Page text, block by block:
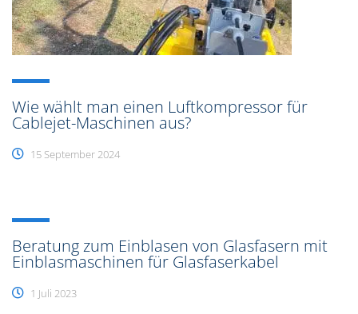
Wie wählt man einen Luftkompressor für
Cablejet-Maschinen aus?
15 September 2024
Beratung zum Einblasen von Glasfasern mit
Einblasmaschinen für Glasfaserkabel
1 Juli 2023